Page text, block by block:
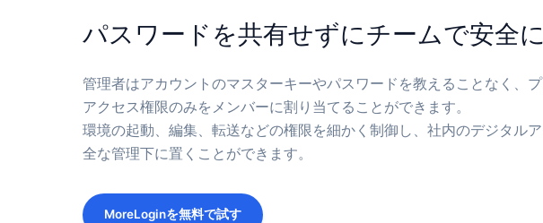
パスワードを共有せずにチームで安全
管理者はアカウントのマスターキーやパスワードを教えることなく、
アクセス権限のみをメンバーに割り当てることができます。
環境の起動、編集、転送などの権限を細かく制御し、社内のデジタル
全な管理下に置くことができます。
MoreLoginを無料で試す